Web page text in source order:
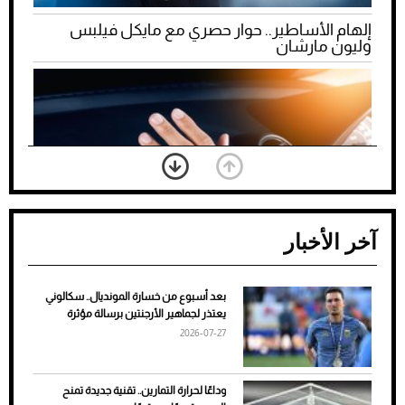
إلهام الأساطير.. حوار حصري مع مايكل فيلبس
وليون مارشان
ضعف تبريد مكيف السيارة عند الوقوف.. أشهر
الأسباب والحلول
آخر الأخبار
بعد أسبوع من خسارة المونديال.. سكالوني
يعتذر لجماهير الأرجنتين برسالة مؤثرة
2026-07-27
وداعًا لحرارة التمارين.. تقنية جديدة تمنح